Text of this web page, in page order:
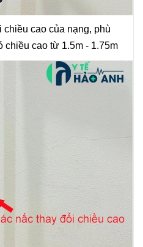
chiều cao của nạng, phù
cao từ 1.5m - 1.75m